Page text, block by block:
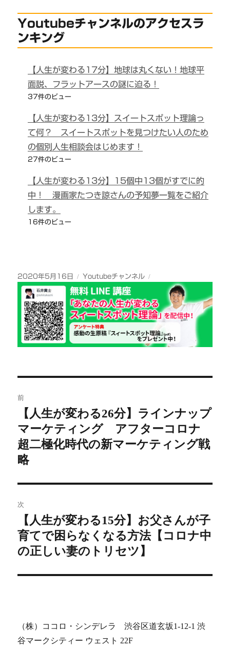
Youtubeチャンネルのアクセスラ
ンキング
【人生が変わる17分】地球は丸くない！地球平
面説、フラットアースの謎に迫る！
37件のビュー
【人生が変わる13分】スイートスポット理論っ
て何？ スイートスポットを見つけたい人のため
の個別人生相談会はじめます！
27件のビュー
【人生が変わる13分】15個中13個がすでに的
中！ 漫画家たつき諒さんの予知夢一覧をご紹介
します。
16件のビュー
投
稿
2020年5月16日
カ
テ
ゴ
リ
ー
Youtubeチャンネル
稿
ナ
ビ
シ
ョ
前
の
投
稿:
【人生が変わる26分】ラインナップ
マーケティング アフターコロナ
超二極化時代の新マーケティング戦
略
次
の
投
【人生が変わる15分】お父さんが子
育てで困らなくなる方法【コロナ中
の正しい妻のトリセツ】
（株）ココロ・シンデレラ 渋谷区道玄坂1-12-1 渋
谷マークシティー ウェスト 22F